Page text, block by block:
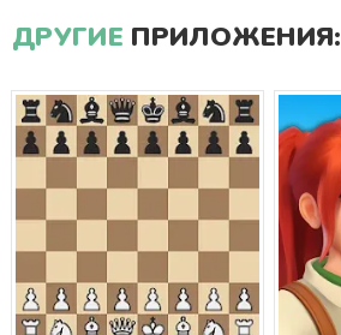
ДРУГИЕ ПРИЛОЖЕНИЯ: